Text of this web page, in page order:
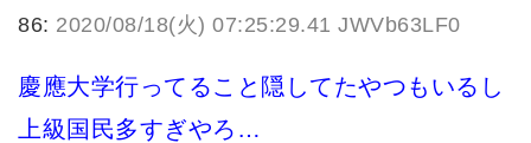
86: 2020/08/18(火) 07:25:29.41 JWVb63LF0
慶應大学行ってること隠してたやつもいるし
上級国民多すぎやろ…